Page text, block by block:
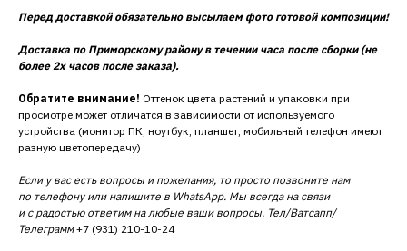
Перед доставкой обязательно высылаем фото готовой композиции!
Доставка по Приморскому району в течении часа после сборки (не
более 2х часов после заказа).
Обратите внимание! Оттенок цвета растений и упаковки при
просмотре может отличатся в зависимости от используемого
устройства (монитор ПК, ноутбук, планшет, мобильный телефон имеют
разную цветопередачу)
Если у вас есть вопросы и пожелания, то просто позвоните нам
по телефону или напишите в WhatsApp. Мы всегда на связи
и с радостью ответим на любые ваши вопросы. Тел/Ватсапп/
Телеграмм+7 (931) 210-10-24